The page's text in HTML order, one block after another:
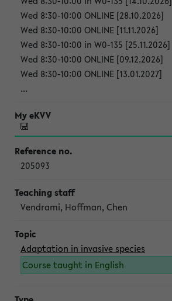
Wed 8:30-10:00 ONLINE [28.10.2026]
Wed 8:30-10:00 ONLINE [11.11.2026]
Wed 8:30-10:00 in W0-135 [25.11.2026]
Wed 8:30-10:00 ONLINE [09.12.2026]
Wed 8:30-10:00 ONLINE [13.01.2027]
...
205093
Vendrami, Hoffman, Chen
Adaptation in invasive species
Course taught in English